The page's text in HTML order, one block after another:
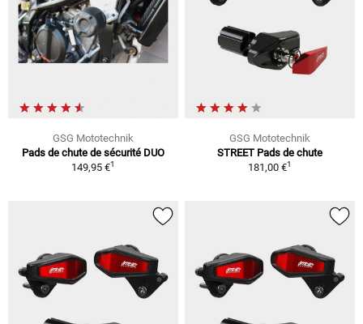
GSG Mototechnik
Pads de chute de sécurité DUO
149,95 €1
GSG Mototechnik
STREET Pads de chute
181,00 €1